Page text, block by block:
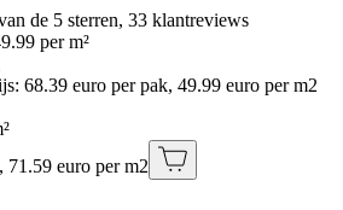
de 5 sterren, 33 klantreviews
per m²
68.39 euro per pak, 49.99 euro per m2
71.59 euro per m2